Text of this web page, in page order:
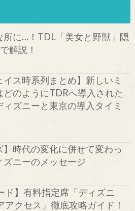
所に…！TDL「美女と野獣」隠
解説！
イス時系列まとめ】新しいミ
どのようにTDRへ導入された
ズニーと東京の導入タイミ
】時代の変化に併せて変わっ
ニーのメッセージ
ド】有料指定席「ディズニ
アクセス」徹底攻略ガイド！